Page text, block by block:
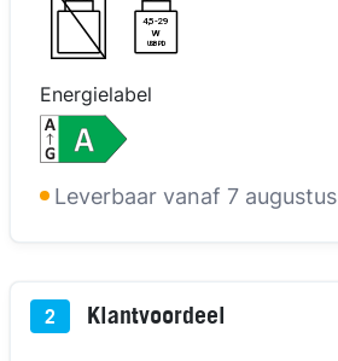
in 3D
in 3D
in 3D
in 3D
4,5-29
W
USB PD
Energielabel
Leverbaar vanaf 7 augustus
2 Klantvoordeel